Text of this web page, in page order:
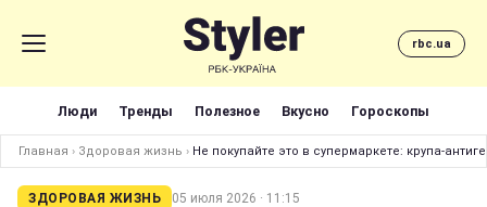
rbc.ua
Люди Тренды Полезное Вкусно Гороскопы
Главная › Здоровая жизнь › Не покупайте это в супермаркете: крупа-
ЗДОРОВАЯ ЖИЗНЬ 05 июля 2026 · 11:15